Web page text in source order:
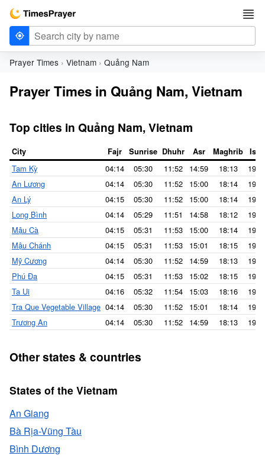
Prayer Times Vietnam Quảng Nam
Prayer Times in Quảng Nam, Vietnam
Top cities in Quảng Nam, Vietnam
City Fajr Sunrise Dhuhr Asr Maghrib Isha
Tam Kỳ 04:14 05:30 11:52 14:59 18:13
An Lương
04:14 05:30 11:52 15:00 18:14
An Lý
04:15 05:30 11:52 15:00 18:14
Long Bình
04:14 05:29 11:51 14:58 18:12
Mậu Cà
04:15 05:31 11:53 15:00 18:14
Mậu Chánh
04:15 05:31 11:53 15:01 18:15
Mỹ Cương
04:14 05:30 11:52 14:59 18:13
Phú Đa
04:15 05:31 11:53 15:02 18:15
Ta Ui
04:16 05:32 11:54 15:03 18:16
Tra Que Vegetable Village 04:14 05:30 11:52 15:01 18:14
Trương An
04:14 05:30 11:52 14:59 18:13
Other states & countries
States of the Vietnam
An Giang
Bà Rịa-Vũng Tàu
Bình Dương